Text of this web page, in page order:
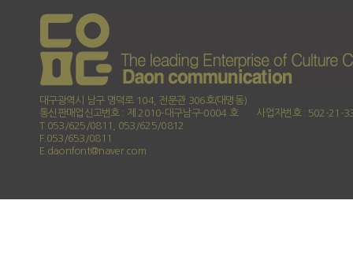
대구광역시 남구 명덕로 104, 전문관 306호(대명동)
통신판매업신고번호 : 제 2010-대구남구-0004 호
사업자번호 : 502-21-
T.053/625/0811, 053/625/0812
F.053/653/0811
E.daonfont@naver.com